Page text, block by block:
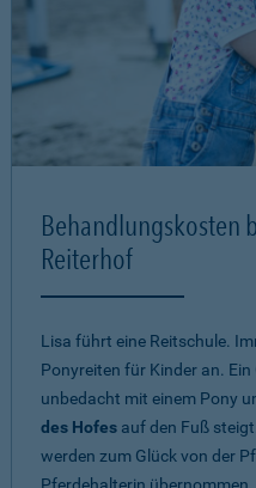
Behandlungskosten
Reiterhof
Lisa führt eine Reitschule.
Ponyreiten für Kinder an.
unbedacht mit einem Pony
des Hofes auf den Fuß
werden zum Glück von der